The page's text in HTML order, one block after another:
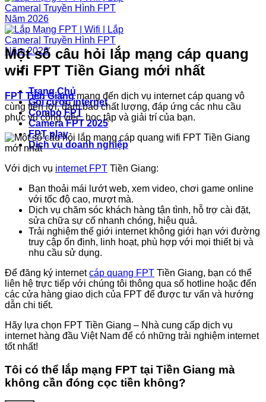
Trang Chủ
Gói cước internet
Combo FPT
Camera FPT 2025
FPT play
Dịch vụ doanh nghiệp
Một số câu hỏi lắp mạng cáp quang
wifi FPT Tiền Giang mới nhất
FPT Tiền Giangmang đến dịch vụ internet cáp quang vô
cùng tiện lợi, đảm bảo chất lượng, đáp ứng các nhu cầu
phục vụ công việc, học tập và giải trí của bạn.
Với dịch vụ internet FPT Tiền Giang:
Bạn thoải mái lướt web, xem video, chơi game online
với tốc độ cao, mượt mà.
Dịch vụ chăm sóc khách hàng tận tình, hỗ trợ cài đặt,
sửa chữa sự cố nhanh chóng, hiệu quả.
Trải nghiệm thế giới internet không giới hạn với đường
truy cập ổn định, linh hoạt, phù hợp với mọi thiết bị và
nhu cầu sử dụng.
Để đăng ký internetcáp quang FPT Tiền Giang, bạn có thể
liên hệ trực tiếp với chúng tôi thông qua số hotline hoặc đến
các cửa hàng giao dịch của FPT để được tư vấn và hướng
dẫn chi tiết.
Hãy lựa chọn FPT Tiền Giang – Nhà cung cấp dịch vụ
internet hàng đầu Việt Nam để có những trải nghiệm internet
tốt nhất!
Tôi có thể lắp mạng FPT tại Tiền Giang mà
không cần đóng cọc tiền không?